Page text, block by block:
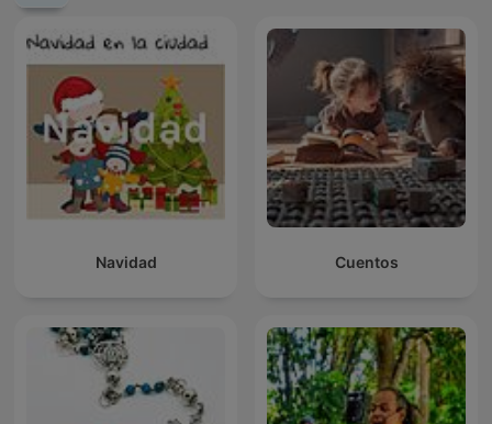
Navidad Cuentos